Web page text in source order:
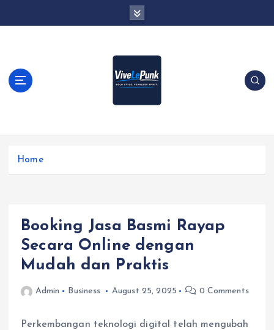
t
Live Loud. Stay Different
Home
Booking Jasa Basmi Rayap
Secara Online dengan
Mudah dan Praktis
Admin Business August 25, 2025 0 Comments
Perkembangan teknologi digital telah mengubah